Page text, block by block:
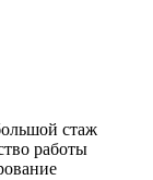
стаж
работы